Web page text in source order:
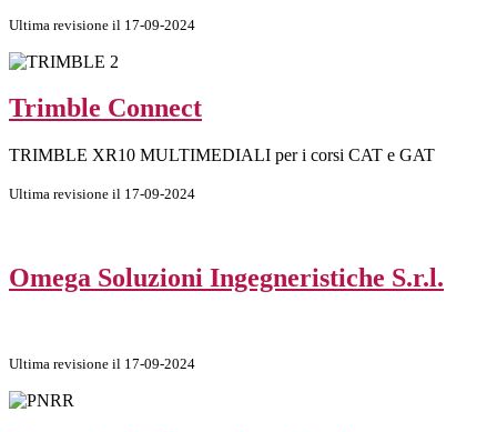
Ultima revisione il 17-09-2024
Trimble Connect
TRIMBLE XR10 MULTIMEDIALI per i corsi CAT e GAT
Ultima revisione il 17-09-2024
Omega Soluzioni Ingegneristiche S.r.l.
Ultima revisione il 17-09-2024